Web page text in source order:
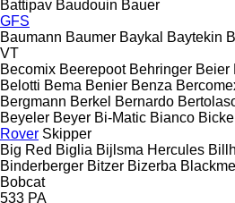
Battipav Baudouin Bauer
GFS
Baumann Baumer Baykal Baytekin
VT
Becomix Beerepoot Behringer Beier
Belotti Bema Benier Benza
Bergmann Berkel Bernardo
Beyeler Beyer Bi-Matic Bianco Bickel
Rover Skipper
Big Red Biglia Bijlsma Hercules
Binderberger Bitzer Bizerba
Bobcat
533 PA